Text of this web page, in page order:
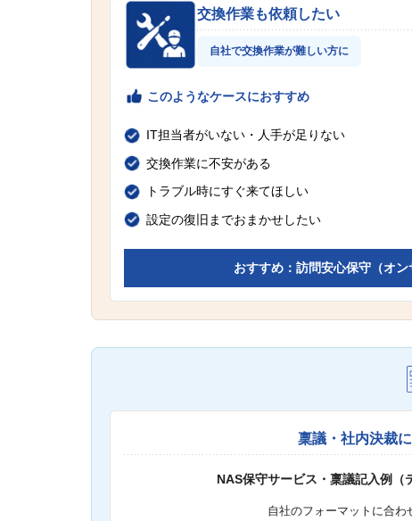
交換作業も依頼したい
自社で交換作業が難しい方に
このようなケースにおすすめ
IT担当者がいない・人手が足りない
交換作業に不安がある
トラブル時にすぐ来てほしい
設定の復旧までおまかせしたい
おすすめ：訪問安心保守（オン
稟議・社内決裁に
NAS保守サービス・稟議記入例（
自社のフォーマットに合わ